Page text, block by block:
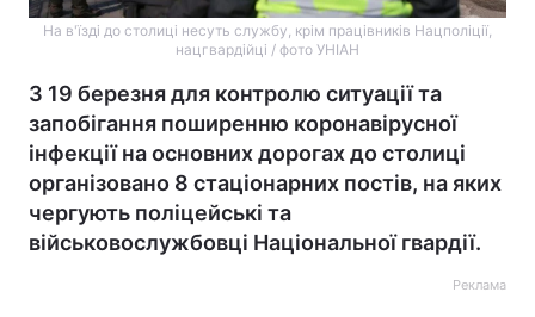
На в'їзді до столиці несуть службу, крім працівників Нацполіції,
нацгвардійці / фото УНІАН
З 19 березня для контролю ситуації та
запобігання поширенню коронавірусної
інфекції на основних дорогах до столиці
організовано 8 стаціонарних постів, на яких
чергують поліцейські та
військовослужбовці Національної гвардії.
Реклама